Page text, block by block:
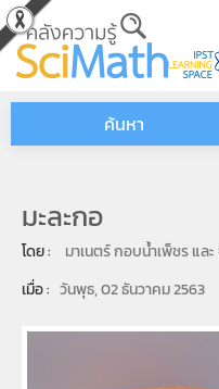
Skip to main content
ค้นหา
มะละกอ
โดย : มาเนตร์ กอบน้ำเพ็ชร แล
เมื่อ : วันพุธ, 02 ธันวาคม 2563